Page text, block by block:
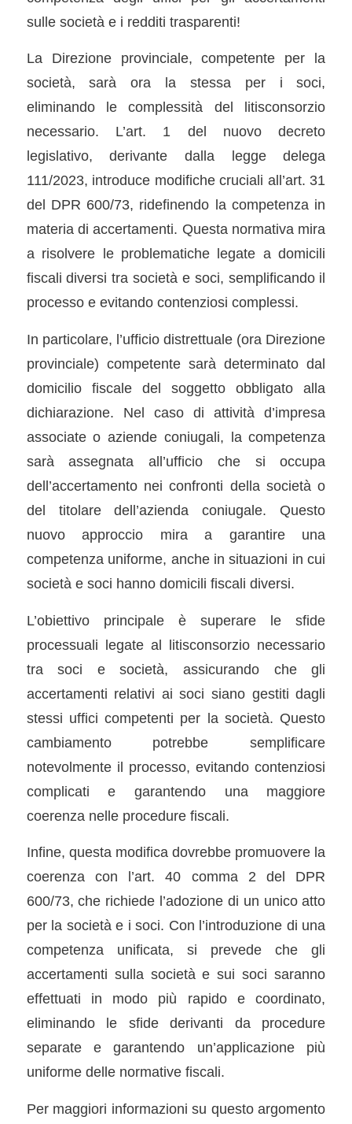
sulle società e i redditi trasparenti!
La Direzione provinciale, competente per la
società, sarà ora la stessa per i soci,
eliminando le complessità del litisconsorzio
necessario. L’art. 1 del nuovo decreto
legislativo, derivante dalla legge delega
111/2023, introduce modifiche cruciali all’art. 31
del DPR 600/73, ridefinendo la competenza in
materia di accertamenti. Questa normativa mira
a risolvere le problematiche legate a domicili
fiscali diversi tra società e soci, semplificando il
processo e evitando contenziosi complessi.
In particolare, l’ufficio distrettuale (ora Direzione
provinciale) competente sarà determinato dal
domicilio fiscale del soggetto obbligato alla
dichiarazione. Nel caso di attività d’impresa
associate o aziende coniugali, la competenza
sarà assegnata all’ufficio che si occupa
dell’accertamento nei confronti della società o
del titolare dell’azienda coniugale. Questo
nuovo approccio mira a garantire una
competenza uniforme, anche in situazioni in cui
società e soci hanno domicili fiscali diversi.
L’obiettivo principale è superare le sfide
processuali legate al litisconsorzio necessario
tra soci e società, assicurando che gli
accertamenti relativi ai soci siano gestiti dagli
stessi uffici competenti per la società. Questo
cambiamento potrebbe semplificare
notevolmente il processo, evitando contenziosi
complicati e garantendo una maggiore
coerenza nelle procedure fiscali.
Infine, questa modifica dovrebbe promuovere la
coerenza con l’art. 40 comma 2 del DPR
600/73, che richiede l’adozione di un unico atto
per la società e i soci. Con l’introduzione di una
competenza unificata, si prevede che gli
accertamenti sulla società e sui soci saranno
effettuati in modo più rapido e coordinato,
eliminando le sfide derivanti da procedure
separate e garantendo un’applicazione più
uniforme delle normative fiscali.
Per maggiori informazioni su questo argomento